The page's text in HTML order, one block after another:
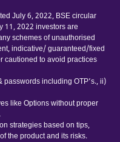
July 6, 2022, BSE circular
11, 2022 investors are
schemes of unauthorised
indicative/ guaranteed/fixed
cautioned to avoid practices
including OTP’s., ii)
like Options without proper
strategies based on tips,
the product and its risks.